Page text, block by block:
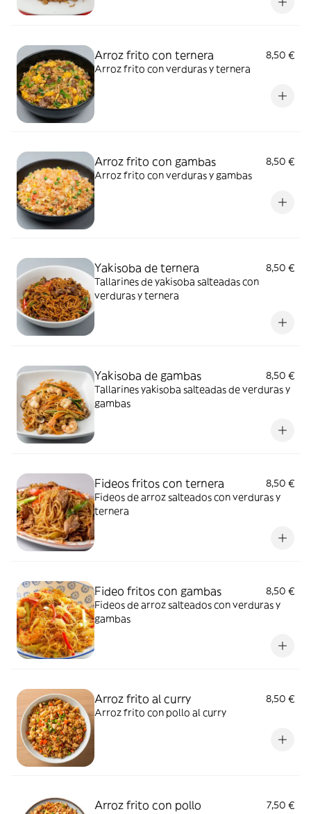
Arroz frito con ternera
8,50 €
Arroz frito con verduras y ternera
Arroz frito con gambas
8,50 €
Arroz frito con verduras y gambas
Yakisoba de ternera
8,50 €
Tallarines de yakisoba salteadas con
verduras y ternera
Yakisoba de gambas
8,50 €
Tallarines yakisoba salteadas de verduras y
gambas
Fideos fritos con ternera
8,50 €
Fideos de arroz salteados con verduras y
ternera
Fideo fritos con gambas
8,50 €
Fideos de arroz salteados con verduras y
gambas
Arroz frito al curry
8,50 €
Arroz frito con pollo al curry
Arroz frito con pollo
7,50 €